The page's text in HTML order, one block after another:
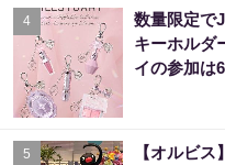
4
数量限定で
キーホルダ
イの参加は
5
【オルビ